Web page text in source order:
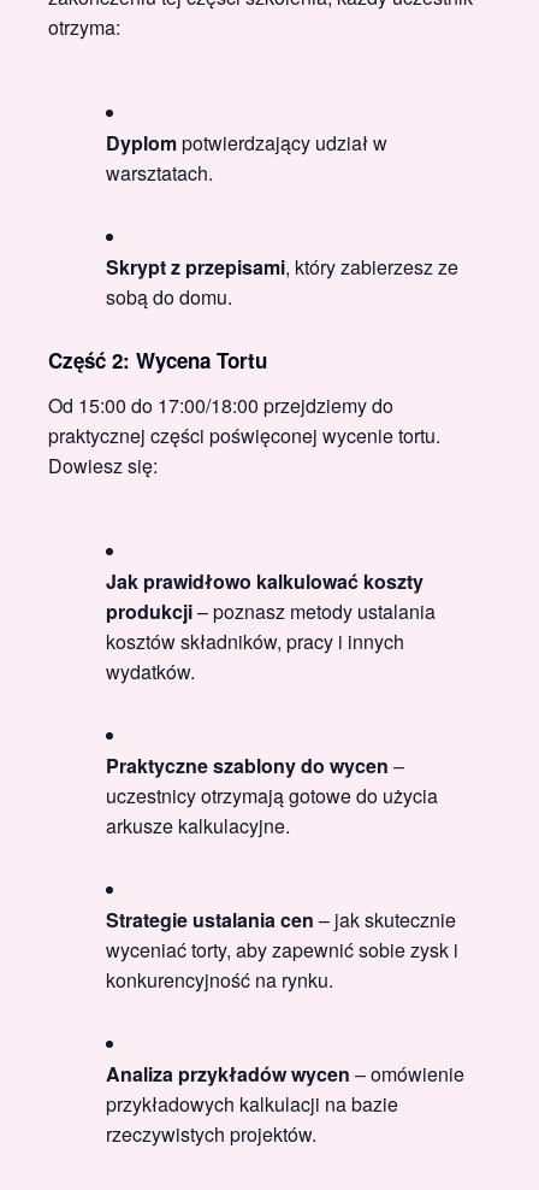
otrzyma:
Dyplompotwierdzający udział w
warsztatach.
Skrypt z przepisami, który zabierzesz ze
sobą do domu.
Część 2: Wycena Tortu
Od 15:00 do 17:00/18:00 przejdziemy do
praktycznej części poświęconej wycenie tortu.
Dowiesz się:
Jak prawidłowo kalkulować koszty
produkcji– poznasz metody ustalania
kosztów składników, pracy i innych
wydatków.
Praktyczne szablony do wycen –
uczestnicy otrzymają gotowe do użycia
arkusze kalkulacyjne.
Strategie ustalania cen – jak skutecznie
wyceniać torty, aby zapewnić sobie zysk i
konkurencyjność na rynku.
Analiza przykładów wycen – omówienie
przykładowych kalkulacji na bazie
rzeczywistych projektów.